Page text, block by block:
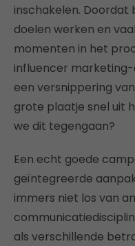
inschakelen. Doordat
doelen werken en
momenten in het
influencer
een versnippering
grote plaatje snel uit
we dit tegengaan?
Een echt goede
geïntegreerde
immers niet los van
als verschillende